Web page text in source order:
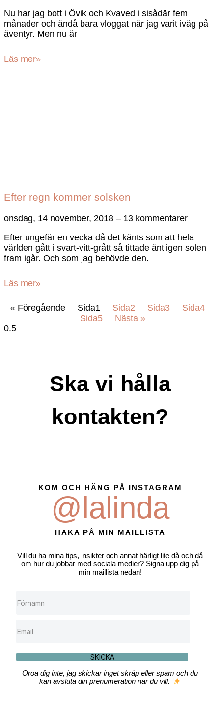
Nu har jag bott i Övik och Kvaved i sisådär fem
månader och ändå bara vloggat när jag varit iväg på
äventyr. Men nu är
Läs mer»
Efter regn kommer solsken
onsdag, 14 november, 2018
13 kommentarer
Efter ungefär en vecka då det känts som att hela
världen gått i svart-vitt-grått så tittade äntligen solen
fram igår. Och som jag behövde den.
Läs mer»
« Föregående Sida1 Sida2 Sida3 Sida4
Sida5 Nästa »
Ska vi hålla
kontakten?
KOM OCH HÄNG PÅ INSTAGRAM
@lalinda
HAKA PÅ MIN MAILLISTA
Vill du ha mina tips, insikter och annat härligt lite då och då
om hur du jobbar med sociala medier? Signa upp dig på
min maillista nedan!
SKICKA
Oroa dig inte, jag skickar inget skräp eller spam och du
kan avsluta din prenumeration när du vill.